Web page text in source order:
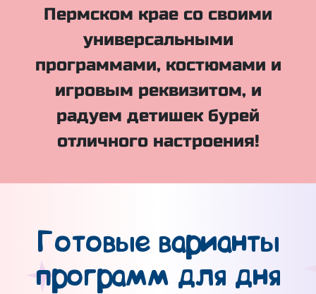
Пермском крае со своими
универсальными
программами, костюмами и
игровым реквизитом, и
радуем детишек бурей
отличного настроения!
Готовые варианты
программ для дня